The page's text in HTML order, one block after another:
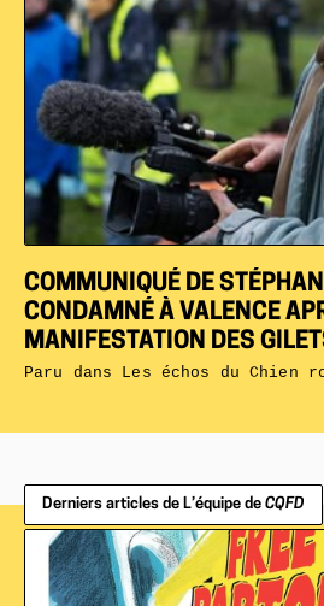
COMMUNIQUÉ DE
CONDAMNÉ À VALENCE
MANIFESTATION DES
Paru dans Les échos du Chien
Derniers articles de L’équipe de CQFD